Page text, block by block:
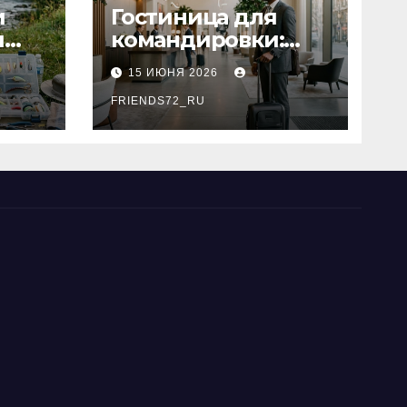
Гостиница для
командировки:
основные
критерии выбора
15 ИЮНЯ 2026
FRIENDS72_RU